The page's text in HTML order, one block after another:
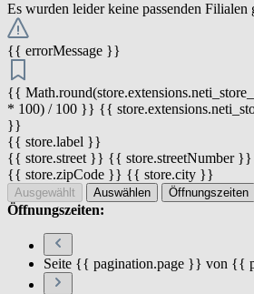
Es wurden leider keine passenden Filialen
{{ errorMessage }}
{{
* 100) / 100 }} {{
}}
{{ store.label }}
{{ store.street }} {{ store.streetNumber }}
{{ store.zipCode }} {{ store.city }}
Ausgewählt Auswählen Öffnungszeiten
Öffnungszeiten:
Seite {{ pagination.page }} von {{